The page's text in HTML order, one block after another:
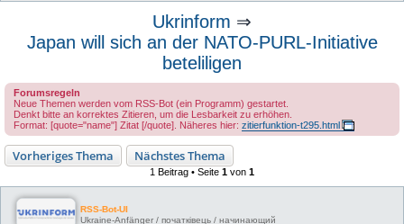
Ukrinform ⇒
Japan will sich an der NATO-PURL-Initiative
beteliligen
Forumsregeln
Neue Themen werden vom RSS-Bot (ein Programm) gestartet.
Denkt bitte an korrektes Zitieren, um die Lesbarkeit zu erhöhen.
Format: [quote="name"] Zitat [/quote]. Näheres hier: zitierfunktion-t295.html
Vorheriges Thema Nächstes Thema
1 Beitrag • Seite 1 von 1
RSS-Bot-UI
Ukraine-Anfänger / початківець / начинающий